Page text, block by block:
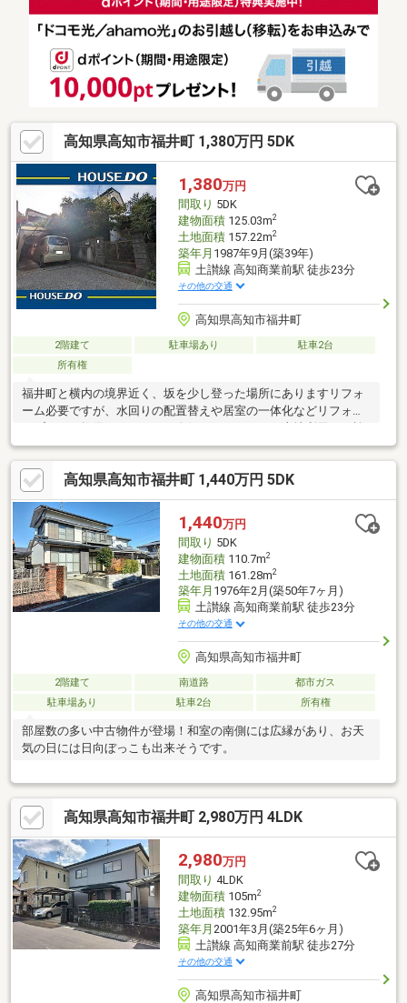
高知県高知市福井町 1,380万円 5DK
1,380万円
間取り 5DK
建物面積125.03m2
土地面積157.22m2
築年月 1987年9月(築39年)
土讃線 高知商業前駅 徒歩23分
その他の交通
高知県高知市福井町
2階建て 駐車場あり
駐車2台
所有権
福井町と横内の境界近く、坂を少し登った場所にありますリフォ
ーム必要ですが、水回りの配置替えや居室の一体化などリフォー
ムプランを提示いたします！人気エリアですので土地利用もご検
討ください♪
高知県高知市福井町 1,440万円 5DK
1,440万円
間取り 5DK
建物面積110.7m2
土地面積161.28m2
築年月 1976年2月(築50年7ヶ月)
土讃線 高知商業前駅 徒歩23分
その他の交通
高知県高知市福井町
2階建て 南道路
都市ガス
駐車場あり
駐車2台 所有権
部屋数の多い中古物件が登場！和室の南側には広縁があり、お天
気の日には日向ぼっこも出来そうです。
高知県高知市福井町 2,980万円 4LDK
2,980万円
間取り 4LDK
建物面積105m2
土地面積132.95m2
築年月 2001年3月(築25年6ヶ月)
土讃線 高知商業前駅 徒歩27分
その他の交通
高知県高知市福井町